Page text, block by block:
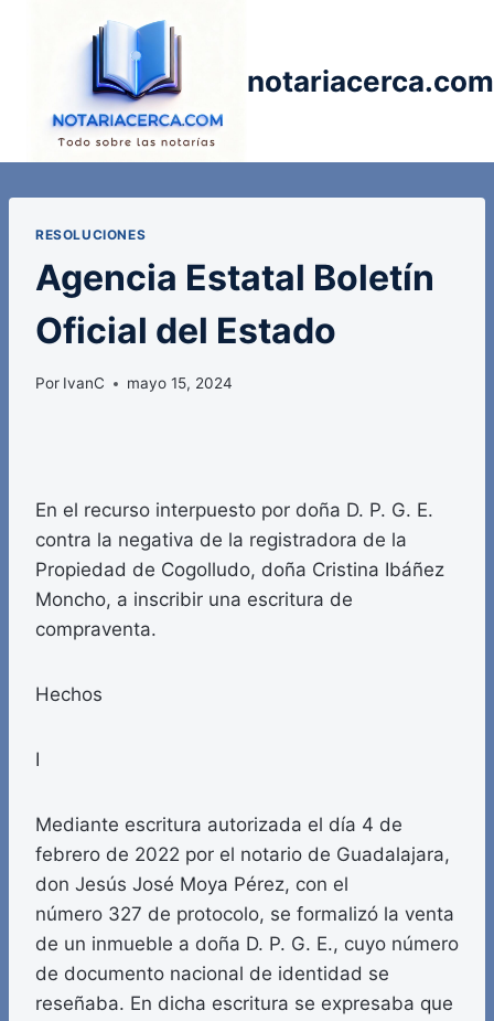
notariacerca.com
RESOLUCIONES
Agencia Estatal Boletín
Oficial del Estado
Por IvanC mayo 15, 2024
En el recurso interpuesto por doña D. P. G. E.
contra la negativa de la registradora de la
Propiedad de Cogolludo, doña Cristina Ibáñez
Moncho, a inscribir una escritura de
compraventa.
Hechos
I
Mediante escritura autorizada el día 4 de
febrero de 2022 por el notario de Guadalajara,
don Jesús José Moya Pérez, con el
número 327 de protocolo, se formalizó la venta
de un inmueble a doña D. P. G. E., cuyo número
de documento nacional de identidad se
reseñaba. En dicha escritura se expresaba que